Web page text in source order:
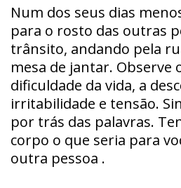
Num dos seus dias
para o rosto das outras
trânsito, andando pela
mesa de jantar. Observe
dificuldade da vida, a
irritabilidade e tensão.
por trás das palavras.
corpo o que seria para
outra pessoa .